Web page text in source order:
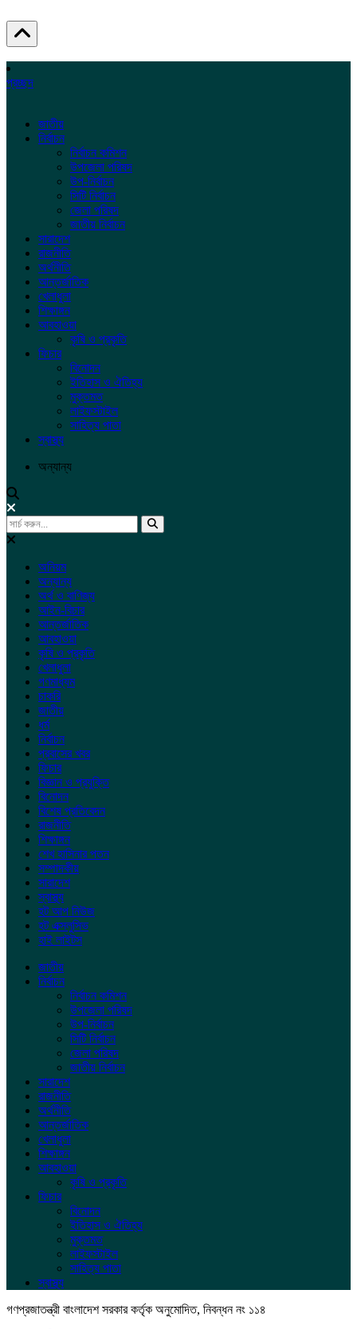
প্রচ্ছদ
জাতীয়
নির্বাচন
নির্বাচন কমিশন
উপজেলা পরিষদ
উপ-নির্বাচন
সিটি নির্বাচন
জেলা পরিষদ
জাতীয় নির্বাচন
সারাদেশ
রাজনীতি
অর্থনীতি
আন্তর্জাতিক
খেলাধুলা
শিক্ষাঙ্গন
আবহাওয়া
কৃষি ও প্রকৃতি
ফিচার
বিনোদন
ইতিহাস ও ঐতিহ্য
মুক্তমত
লাইফস্টাইল
সাহিত্য পাতা
স্বাস্থ্য
অন্যান্য
অনিয়ম
অন্যান্য
অর্থ ও বাণিজ্য
আইন-বিচার
আন্তর্জাতিক
আবহাওয়া
কৃষি ও প্রকৃতি
খেলাধুলা
গণমাধ্যম
চাকরি
জাতীয়
ধর্ম
নির্বাচন
প্রবাসের খবর
ফিচার
বিজ্ঞান ও প্রযুক্তি
বিনোদন
বিশেষ প্রতিবেদন
রাজনীতি
শিক্ষাঙ্গন
শেখ হাসিনার পতন
সম্পাদকীয়
সারাদেশ
স্বাস্থ্য
হট আপ নিউজ
হট এক্সলুসিভ
হাই লাইটস
জাতীয়
নির্বাচন
নির্বাচন কমিশন
উপজেলা পরিষদ
উপ-নির্বাচন
সিটি নির্বাচন
জেলা পরিষদ
জাতীয় নির্বাচন
সারাদেশ
রাজনীতি
অর্থনীতি
আন্তর্জাতিক
খেলাধুলা
শিক্ষাঙ্গন
আবহাওয়া
কৃষি ও প্রকৃতি
ফিচার
বিনোদন
ইতিহাস ও ঐতিহ্য
মুক্তমত
লাইফস্টাইল
সাহিত্য পাতা
স্বাস্থ্য
গণপ্রজাতন্ত্রী বাংলাদেশ সরকার কর্তৃক অনুমোদিত, নিবন্ধন নং ১১৪